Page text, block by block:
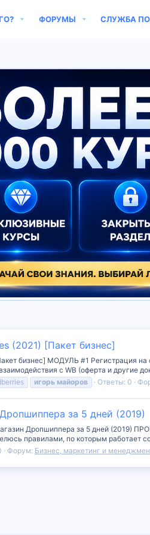
ФОРУМЫ СЛУЖБА
(2021) [Пакет бизнес]
бизнес] МОДУЛЬ #1 Регистрация
с WB (оферта и другие
игорь майоров Ответы: 0
за 5 дней (2019)
Дропшиппера за 5 дней
правилами, по которым работает
Форум: Бизнес, маркетинг и